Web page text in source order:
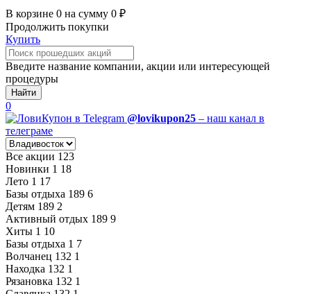
В корзине 0 на сумму 0 ₽
Продолжить покупки
Купить
Введите название компании, акции или интересующей
процедуры
Найти
0
@lovikupon25 – наш канал в
телеграме
Все акции 123
Новинки 1 18
Лето 1 17
Базы отдыха 189 6
Детям 189 2
Активный отдых 189 9
Хиты 1 10
Базы отдыха 1 7
Волчанец 132 1
Находка 132 1
Рязановка 132 1